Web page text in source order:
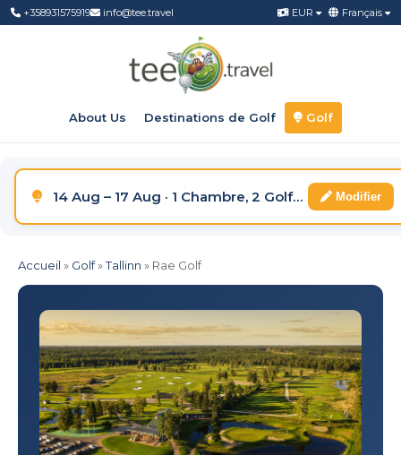
+358931575919 info@tee.travel EUR Français
About Us Destinations de Golf Golf
14 Aug – 17 Aug · 1 Chambre, 2 Golfeurs Modifier
Accueil » Golf»Tallinn » Rae Golf